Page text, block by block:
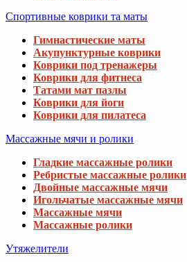
Спортивные коврики та маты
Гимнастические маты
Акупунктурные коврики
Коврики под тренажеры
Коврики для фитнеса
Татами мат пазлы
Коврики для йоги
Коврики для пилатеса
Массажные мячи и ролики
Гладкие массажные ролики
Ребристые массажные ролики
Двойные массажные мячи
Игольчатые массажные мячи
Массажные мячи
Массажные ролики
Утяжелители